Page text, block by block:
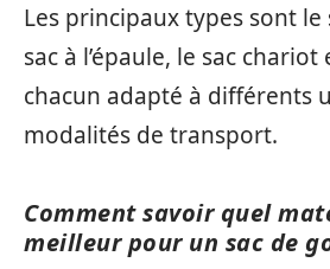
Les principaux types sont
sac à l’épaule, le sac chariot
chacun adapté à différents
modalités de transport.
Comment savoir quel
meilleur pour un sac de